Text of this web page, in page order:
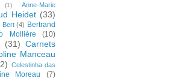
(1)
Anne-Marie
Heidet (33)
Bert (4) Bertrand
Mollière (10)
(31) Carnets
Manceau
Celestinha das
Moreau (7)